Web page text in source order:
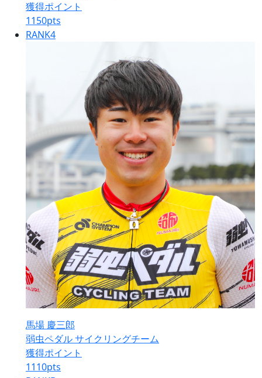
獲得ポイント
1150pts
RANK4
馬場 慶三郎
弱虫ペダル サイクリングチーム
獲得ポイント
1110pts